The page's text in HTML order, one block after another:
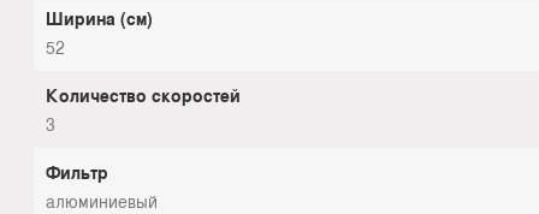
Ширина (см)
52
Количество скоростей
3
Фильтр
алюминиевый